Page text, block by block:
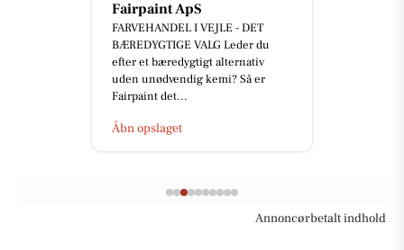
Fairpaint ApS
FARVEHANDEL I VEJLE - DET
BÆREDYGTIGE VALG Leder du
efter et bæredygtigt alternativ
uden unødvendig kemi? Så er
Fairpaint det...
Åbn opslaget
Annoncørbetalt indhold